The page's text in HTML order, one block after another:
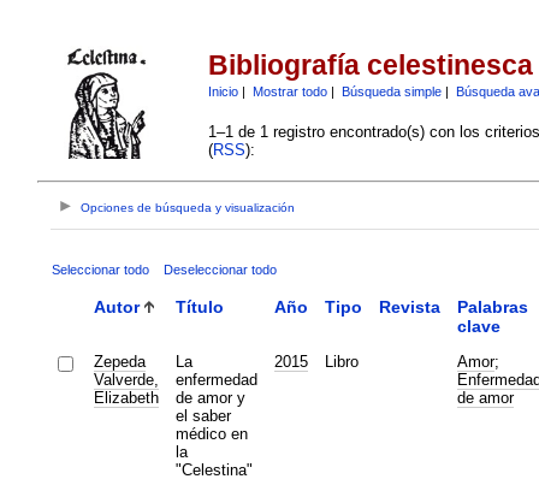
Bibliografía celestinesca
Inicio| Mostrar todo| Búsqueda simple| Búsqueda
1–1 de 1 registro encontrado(s) con los
(RSS):
Opciones de búsqueda y visualización
Seleccionar todo Deseleccionar todo
Autor Título Año Tipo Revista
Palabras
clave
Zepeda
Valverde,
Elizabeth
La
enfermedad
de amor y
el saber
médico en
la
"Celestina"
2015 Libro Amor;
de amor